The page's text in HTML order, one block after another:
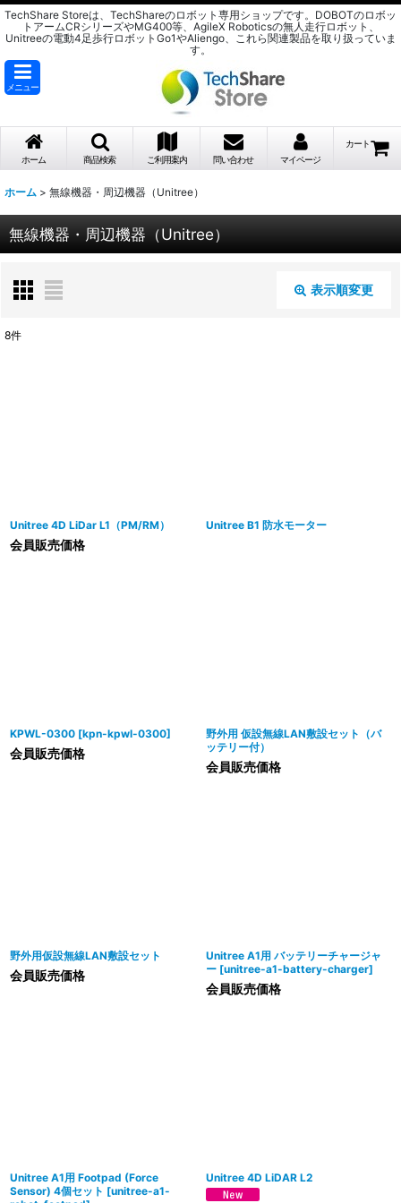
TechShare Storeは、TechShareのロボット専用ショップです。DOBOTのロボッ
トアームCRシリーズやMG400等、AgileX Roboticsの無人走行ロボット、
Unitreeの電動4足歩行ロボットGo1やAliengo、これら関連製品を取り扱っていま
す。
メニュー
ホーム 商品検索 ご利用案内 問い合わせ マイページ
カート
ホーム > 無線機器・周辺機器（Unitree）
無線機器・周辺機器（Unitree）
表示順変更
8件
Unitree 4D LiDar L1（PM/RM）
会員販売価格
Unitree B1 防水モーター
KPWL-0300 [kpn-kpwl-0300]
会員販売価格
野外用 仮設無線LAN敷設セット（バ
ッテリー付）
会員販売価格
野外用仮設無線LAN敷設セット
会員販売価格
Unitree A1用 バッテリーチャージャ
ー [unitree-a1-battery-charger]
会員販売価格
Unitree A1用 Footpad (Force
Sensor) 4個セット [unitree-a1-
Unitree 4D LiDAR L2